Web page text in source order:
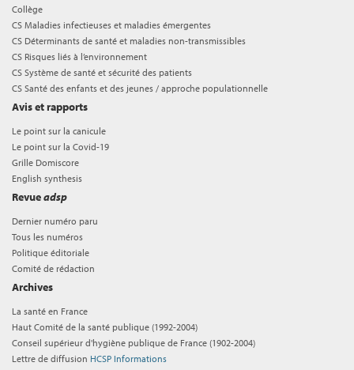
Collège
CS Maladies infectieuses et maladies émergentes
CS Déterminants de santé et maladies non-transmissibles
CS Risques liés à l’environnement
CS Système de santé et sécurité des patients
CS Santé des enfants et des jeunes / approche populationnelle
Avis et rapports
Le point sur la canicule
Le point sur la Covid-19
Grille Domiscore
English synthesis
Revueadsp
Dernier numéro paru
Tous les numéros
Politique éditoriale
Comité de rédaction
Archives
La santé en France
Haut Comité de la santé publique (1992-2004)
Conseil supérieur d'hygiène publique de France (1902-2004)
Lettre de diffusion HCSP Informations